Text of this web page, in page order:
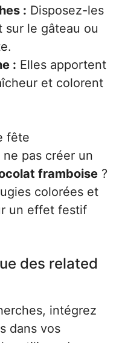
: Disposez-les
sur le gâteau ou
: Elles apportent
et colorent
fête
ne pas créer un
framboise ?
colorées et
un effet festif
des related
intégrez
dans vos